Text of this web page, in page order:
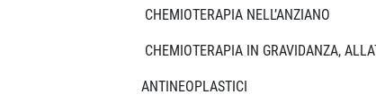
CHEMIOTERAPIA NELL’ANZIANO
CHEMIOTERAPIA IN GRAVIDANZA,
ANTINEOPLASTICI